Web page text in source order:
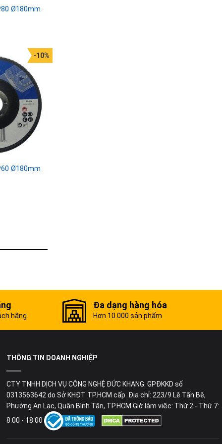
Ø180mm
Ø180mm
-10%
hãng
Đa dạng hàng hóa
Hơn 10.000 sản phẩm
THÔNG TIN DOANH NGHIỆP
CTY TNHH DỊCH VỤ CÔNG NGHỆ ĐỨC KHANG. GPĐKKD số
0313563642 do Sở KHĐT TP.HCM cấp. Địa chỉ: 223/9 Lê Tấn Bê,
Phường An Lạc, Quận Bình Tân, TP.HCM Giờ làm việc: Thứ 2 - Thứ 7:
8:00 - 18:00